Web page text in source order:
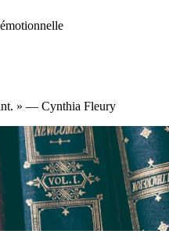
» — Cynthia Fleury